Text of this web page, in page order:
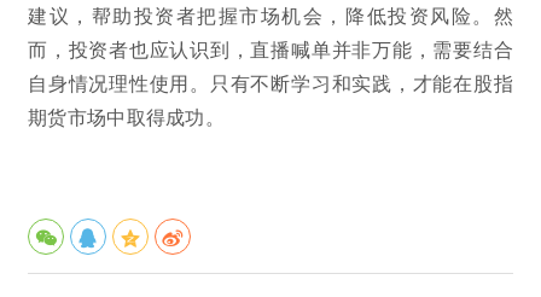
建议，帮助投资者把握市场机会，降低投资风险。然
而，投资者也应认识到，直播喊单并非万能，需要结合
自身情况理性使用。只有不断学习和实践，才能在股指
期货市场中取得成功。